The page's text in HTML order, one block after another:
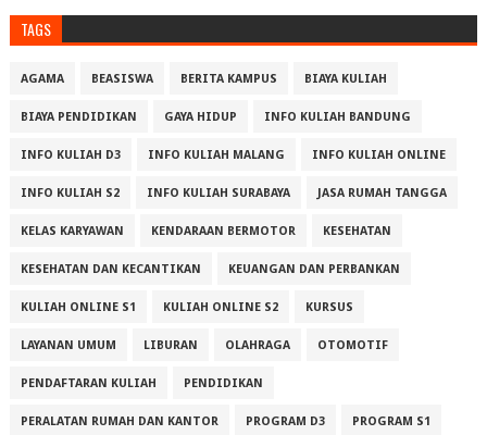
TAGS
AGAMA BEASISWA BERITA KAMPUS BIAYA KULIAH
BIAYA PENDIDIKAN GAYA HIDUP INFO KULIAH BANDUNG
INFO KULIAH D3 INFO KULIAH MALANG INFO KULIAH ONLINE
INFO KULIAH S2 INFO KULIAH SURABAYA JASA RUMAH TANGGA
KELAS KARYAWAN KENDARAAN BERMOTOR KESEHATAN
KESEHATAN DAN KECANTIKAN KEUANGAN DAN PERBANKAN
KULIAH ONLINE S1 KULIAH ONLINE S2 KURSUS
LAYANAN UMUM LIBURAN OLAHRAGA OTOMOTIF
PENDAFTARAN KULIAH PENDIDIKAN
PERALATAN RUMAH DAN KANTOR PROGRAM D3 PROGRAM S1